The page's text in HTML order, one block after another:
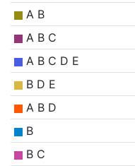
A B
A B C
A B C D E
B D E
A B D
B
B C